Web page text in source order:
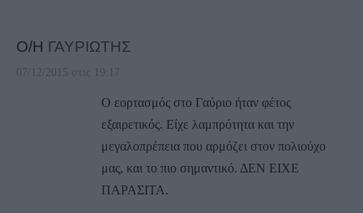
Ο/Η ΓΑΥΡΙΩΤΗΣ
07/12/2015 στις 19:17
Ο εορτασμός στο Γαύριο ήταν φέτος
εξαιρετικός. Είχε λαμπρότητα και την
μεγαλοπρέπεια που αρμόζει στον πολιούχο
μας, και το πιο σημαντικό. ΔΕΝ ΕΙΧΕ
ΠΑΡΑΣΙΤΑ.